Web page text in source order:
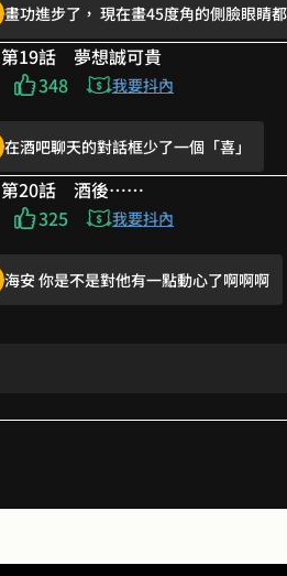
回歸了！
哈哈哈哈哈作者真的很喜歡畫梗www 甚
蠻喜歡總裁這條線的QAQ 能不能三人行啊
霸道總裁愛上我0W0
男人 你成功引起了我的注意
畫功進步了， 現在畫45度角的側臉眼睛
笑死 婆媳問題100集
畫功進步了， 現在畫45度角的側臉眼睛都
第19話 夢想誠可貴
348 我要抖內
在酒吧聊天的對話框少了一個「喜」
哇啊啊啊啊 直球啊
第二季畫得更好看了
在酒吧聊天的對話框少了一個「喜」
第20話 酒後……
325 我要抖內
海安 你是不是對他有一點動心了啊啊啊
碰到惹